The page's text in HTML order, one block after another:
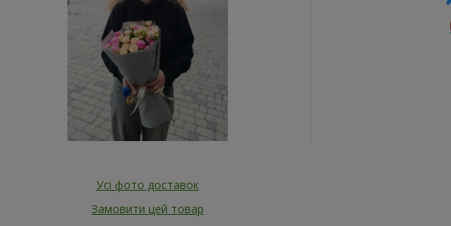
Усі фото доставок
Замовити цей товар